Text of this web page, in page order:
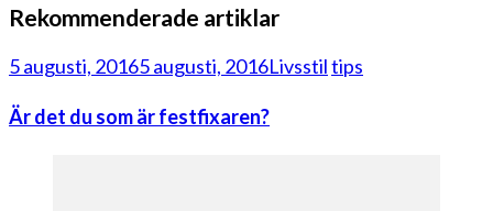
Rekommenderade artiklar
5 augusti, 20165 augusti, 2016Livsstiltips
Är det du som är festfixaren?